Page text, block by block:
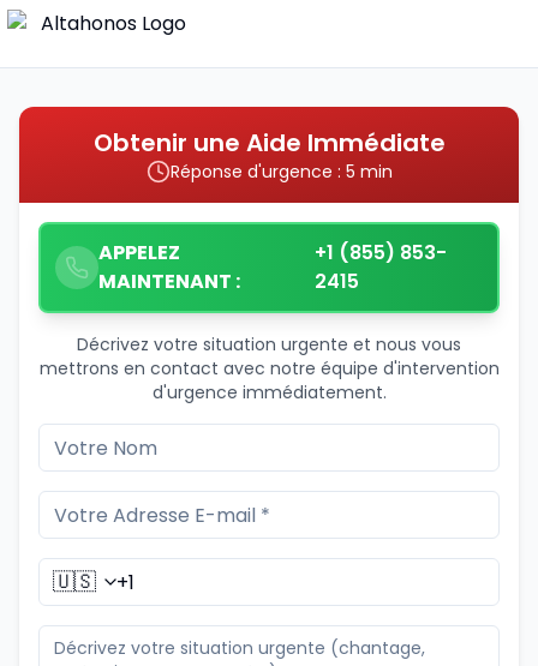
Obtenir une Aide Immédiate
Réponse d'urgence : 5 min
APPELEZ
MAINTENANT :
+1 (855) 853-
2415
Décrivez votre situation urgente et nous vous
mettrons en contact avec notre équipe d'intervention
d'urgence immédiatement.
🇺🇸